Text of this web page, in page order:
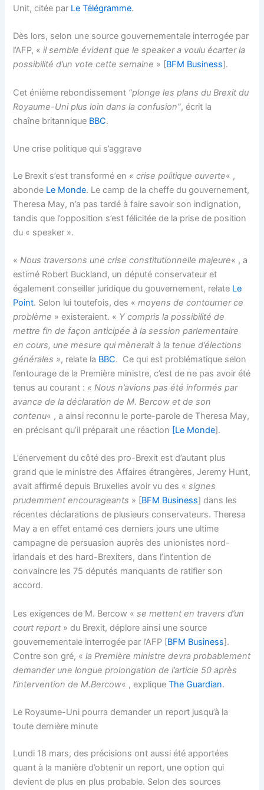
Unit, citée par Le Télégramme.
Dès lors, selon une source gouvernementale interrogée par
l’AFP, «il semble évident que le speaker a voulu écarter la
possibilité d’un vote cette semaine » [BFM Business].
Cet énième rebondissement “plonge les plans du Brexit du
Royaume-Uni plus loin dans la confusion”, écrit la
chaîne britannique BBC.
Une crise politique qui s’aggrave
Le Brexit s’est transformé en « crise politique ouverte« ,
abonde Le Monde. Le camp de la cheffe du gouvernement,
Theresa May, n’a pas tardé à faire savoir son indignation,
tandis que l’opposition s’est félicitée de la prise de position
du « speaker ».
«Nous traversons une crise constitutionnelle majeure« , a
estimé Robert Buckland, un député conservateur et
également conseiller juridique du gouvernement, relate Le
Point. Selon lui toutefois, des «moyens de contourner ce
problème » existeraient. « Y compris la possibilité de
mettre fin de façon anticipée à la session parlementaire
en cours, une mesure qui mènerait à la tenue d’élections
générales », relate la BBC. Ce qui est problématique selon
l’entourage de la Première ministre, c’est de ne pas avoir été
tenus au courant : « Nous n’avions pas été informés par
avance de la déclaration de M. Bercow et de son
contenu« , a ainsi reconnu le porte-parole de Theresa May,
en précisant qu’il préparait une réaction [Le Monde].
L’énervement du côté des pro-Brexit est d’autant plus
grand que le ministre des Affaires étrangères, Jeremy Hunt,
avait affirmé depuis Bruxelles avoir vu des «signes
prudemment encourageants » [ BFM Business] dans les
récentes déclarations de plusieurs conservateurs. Theresa
May a en effet entamé ces derniers jours une ultime
campagne de persuasion auprès des unionistes nord-
irlandais et des hard-Brexiters, dans l’intention de
convaincre les 75 députés manquants de ratifier son
accord.
Les exigences de M. Bercow «se mettent en travers d’un
court report » du Brexit, déplore ainsi une source
gouvernementale interrogée par l’AFP [BFM Business].
Contre son gré, «la Première ministre devra probablement
demander une longue prolongation de l’article 50 après
l’intervention deM.Bercow« , expliqueThe Guardian.
Le Royaume-Uni pourra demander un report jusqu’à la
toute dernière minute
Lundi 18 mars, des précisions ont aussi été apportées
quant à la manière d’obtenir un report, une option qui
devient de plus en plus probable. Selon des sources